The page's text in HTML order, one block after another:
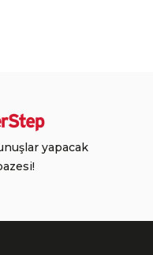
yapacak